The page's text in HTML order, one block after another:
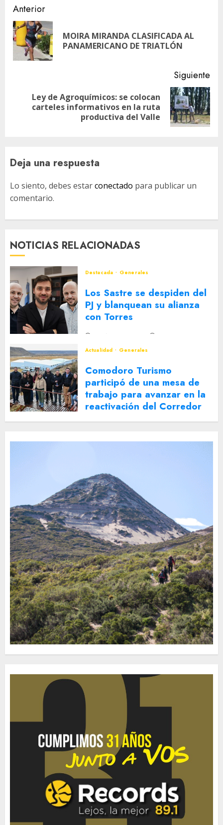
Navegación
de
entradas
Anterior
MOIRA MIRANDA CLASIFICADA AL
PANAMERICANO DE TRIATLÓN
Siguiente
Siguiente
Ley de Agroquímicos: se colocan
carteles informativos en la ruta
productiva del Valle
Deja una respuesta
Lo siento, debes estarconectado para publicar un
comentario.
NOTICIAS RELACIONADAS
Destacada Generales
Los Sastre se despiden del
PJ y blanquean su alianza
con Torres
2 DE AGOSTO DE 2026
Actualidad
Generales
Comodoro Turismo
participó de una mesa de
trabajo para avanzar en la
reactivación del Corredor
Turístico Integrado